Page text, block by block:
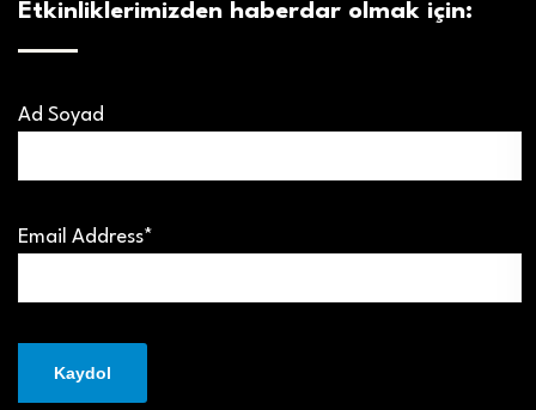
Etkinliklerimizden haberdar olmak için:
Ad Soyad
Email Address*